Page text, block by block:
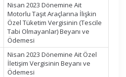
Nisan 2023 Dönemine Ait
Motorlu Taşıt Araçlarına İlişkin
Özel Tüketim Vergisinin (Tescile
Tabi Olmayanlar) Beyanı ve
Ödemesi
Nisan 2023 Dönemine Ait Özel
İletişim Vergisinin Beyanı ve
Ödemesi